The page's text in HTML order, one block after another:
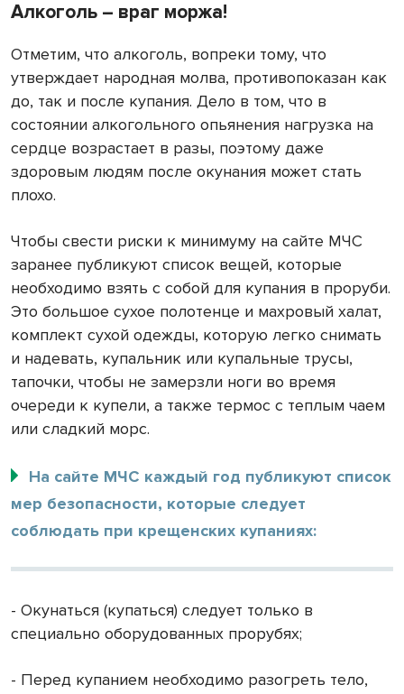
Алкоголь – враг моржа!
Отметим, что алкоголь, вопреки тому, что
утверждает народная молва, противопоказан как
до, так и после купания. Дело в том, что в
состоянии алкогольного опьянения нагрузка на
сердце возрастает в разы, поэтому даже
здоровым людям после окунания может стать
плохо.
Чтобы свести риски к минимуму на сайте МЧС
заранее публикуют список вещей, которые
необходимо взять с собой для купания в проруби.
Это большое сухое полотенце и махровый халат,
комплект сухой одежды, которую легко снимать
и надевать, купальник или купальные трусы,
тапочки, чтобы не замерзли ноги во время
очереди к купели, а также термос с теплым чаем
или сладкий морс.
На сайте МЧС каждый год публикуют список
мер безопасности, которые следует
соблюдать при крещенских купаниях:
- Окунаться (купаться) следует только в
специально оборудованных прорубях;
- Перед купанием необходимо разогреть тело,